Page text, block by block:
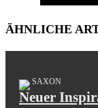
ÄHNLICHE
SAXON
Neuer